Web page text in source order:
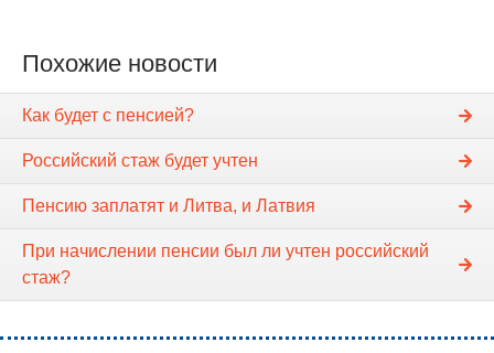
Похожие новости
Как будет с пенсией?
Российский стаж будет учтен
Пенсию заплатят и Литва, и Латвия
При начислении пенсии был ли учтен российский
стаж?